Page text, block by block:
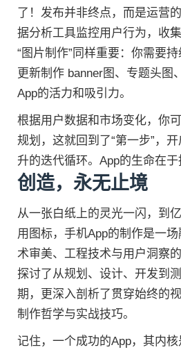
了！发布并非终点，而是运营
据分析工具监控用户行为，收
“图片制作”同样重要：你需要
更新制作 banner图、专题头图
App的活力和吸引力。
根据用户数据和市场变化，你
规划，这就回到了“第一步”，
升的迭代循环。App的生命在于
创造，永无止境
从一张白纸上的灵光一闪，到
用图标，手机App的制作是一
术审美、工程技术与用户洞察
探讨了从规划、设计、开发到
期，更深入剖析了贯穿始终的
制作哲学与实战技巧。
记住，一个成功的App，其内